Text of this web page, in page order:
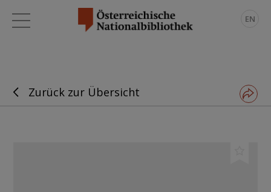
EN
Zurück zur Übersicht